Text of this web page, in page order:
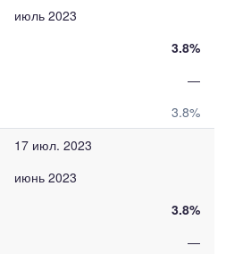
июль 2023
3.8%
—
3.8%
17 июл. 2023
июнь 2023
3.8%
—